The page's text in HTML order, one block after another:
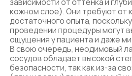
кожном слое). Они требуют от
достаточного опыта,
проведении процедуры могут
ощущения у пациента и даже
В свою очередь, неодимовый
сосудов обладает высокой
безопасности, так как из-за